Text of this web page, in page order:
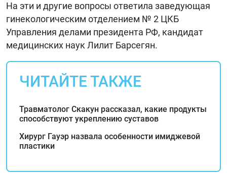
На эти и другие вопросы ответила заведующая
гинекологическим отделением № 2 ЦКБ
Управления делами президента РФ, кандидат
медицинских наук Лилит Барсегян.
ЧИТАЙТЕ ТАКЖЕ
Травматолог Скакун рассказал, какие продукты
способствуют укреплению суставов
Хирург Гауэр назвала особенности имиджевой
пластики